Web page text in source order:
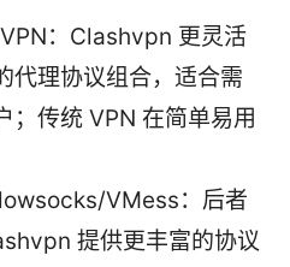
：Clashvpn 更灵活
代理协议组合，适合需
；传统 VPN 在简单易用
VMess：后者
提供更丰富的协议